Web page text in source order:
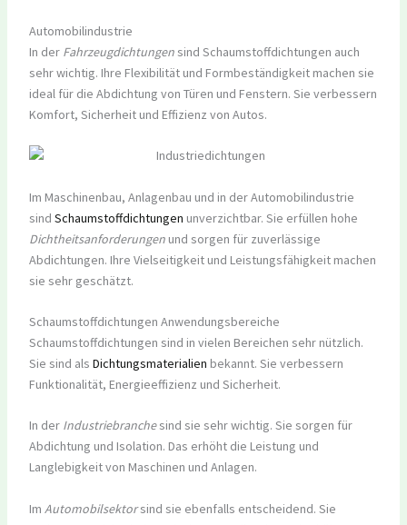
Automobilindustrie
In der Fahrzeugdichtungensind Schaumstoffdichtungen auch
sehr wichtig. Ihre Flexibilität und Formbeständigkeit machen sie
ideal für die Abdichtung von Türen und Fenstern. Sie verbessern
Komfort, Sicherheit und Effizienz von Autos.
Im Maschinenbau, Anlagenbau und in der Automobilindustrie
sind Schaumstoffdichtungen unverzichtbar. Sie erfüllen hohe
Dichtheitsanforderungenund sorgen für zuverlässige
Abdichtungen. Ihre Vielseitigkeit und Leistungsfähigkeit machen
sie sehr geschätzt.
Schaumstoffdichtungen Anwendungsbereiche
Schaumstoffdichtungen sind in vielen Bereichen sehr nützlich.
Sie sind als Dichtungsmaterialien bekannt. Sie verbessern
Funktionalität, Energieeffizienz und Sicherheit.
In der Industriebranchesind sie sehr wichtig. Sie sorgen für
Abdichtung und Isolation. Das erhöht die Leistung und
Langlebigkeit von Maschinen und Anlagen.
Im Automobilsektorsind sie ebenfalls entscheidend. Sie